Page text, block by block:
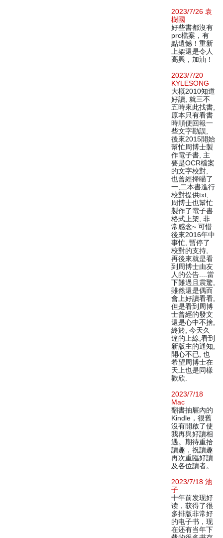
2023/7/26 袁
樹國
好些書都沒有
prc檔案，有
點遺憾！重新
上架還是令人
高興，加油！
2023/7/20
KYLESONG
大概2010知道
好讀, 就三不
五時來此找書,
原本只有看書
時順便回報一
些文字勘誤,
後來2015開始
幫忙周博士製
作電子書, 主
要是OCR檔案
的文字校對,
也曾經掃瞄了
一,二本書進行
校對提供txt,
周博士也幫忙
製作了電子書
格式上架, 非
常感念~ 可惜
後來2016年中
事忙, 暫停了
校對的支持,
再後來就是看
到周博士由友
人的公告....當
下難過且震驚,
雖然還是偶而
會上好讀看看,
但是看到周博
士曾經的發文
還是心中不捨,
終於, 今天久
違的上線,看到
新版主的通知,
開心不已, 也
希望周博士在
天上也是同樣
歡欣.
2023/7/18
Mac
翻書抽屜內的
Kindle，很舊
沒有開啟了使
我再與好讀相
遇。期待重拾
讀趣，祝讀趣
再次重臨好讀
及各位讀者。
2023/7/18 池
子
十年前发现好
读，获得了很
多排版非常好
的电子书，现
在还有当年下